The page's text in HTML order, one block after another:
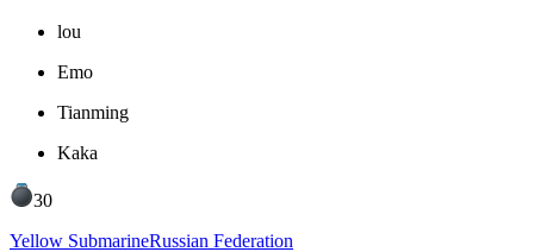
lou
Emo
Tianming
Kaka
30
Yellow SubmarineRussian Federation